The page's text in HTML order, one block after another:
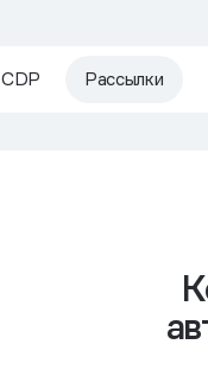
CDP Рассылки